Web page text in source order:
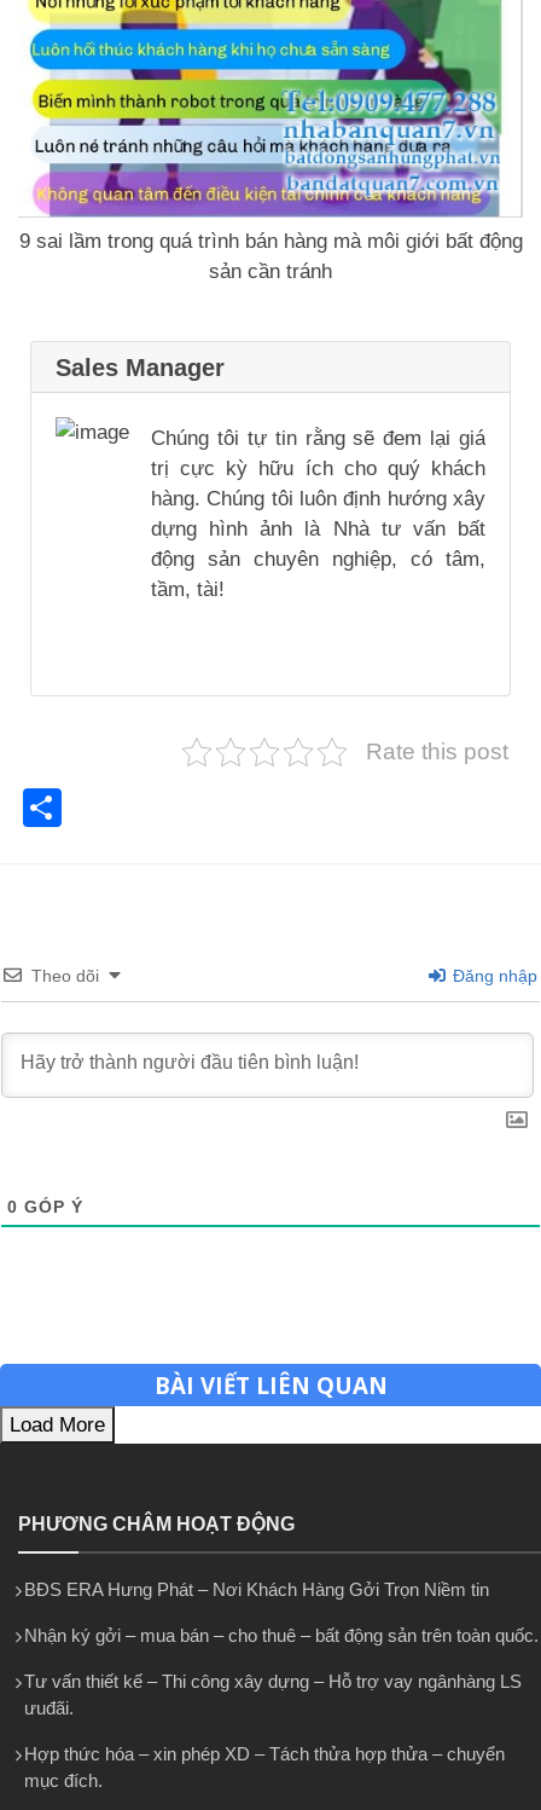
9 sai lầm trong quá trình bán hàng mà môi giới bất động
sản cần tránh
Sales Manager
Chúng tôi tự tin rằng sẽ đem lại giá
trị cực kỳ hữu ích cho quý khách
hàng. Chúng tôi luôn định hướng xây
dựng hình ảnh là Nhà tư vấn bất
động sản chuyên nghiệp, có tâm,
tầm, tài!
Rate this post
Theo dõi Đăng nhập
0 GÓP Ý
BÀI VIẾT LIÊN QUAN
Load More
PHƯƠNG CHÂM HOẠT ĐỘNG
BĐS ERA Hưng Phát – Nơi Khách Hàng Gởi Trọn Niềm tin
Nhận ký gởi – mua bán – cho thuê – bất động sản trên toàn quốc.
Tư vấn thiết kế – Thi công xây dựng – Hỗ trợ vay ngânhàng LS
ưuđãi.
Hợp thức hóa – xin phép XD – Tách thửa hợp thửa – chuyển
mục đích.